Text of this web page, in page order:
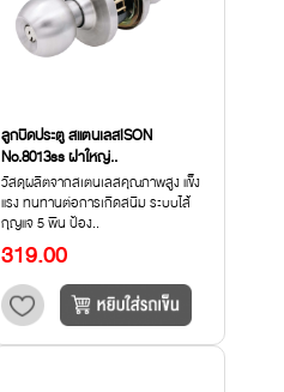
ลูกบิดประตู สแตนเลสISON
No.8013ss ฝาใหญ่..
วัสดุผลิตจากสเตนเลสคุณภาพสูง แข็ง
แรง ทนทานต่อการเกิดสนิม ระบบไส้
กุญแจ 5 พิน ป้อง..
319.00